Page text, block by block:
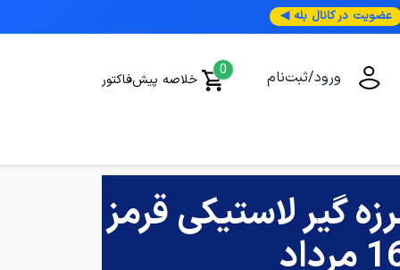
عضویت در کانال بله ◀
ورود/ثبت‌نام 0
خلاصه پیش‌فاکتور
گیر لاستیکی قرمز